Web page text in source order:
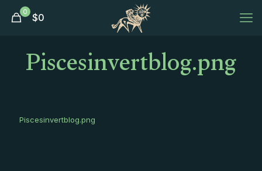
0 $0
Piscesinvertblog.png
Piscesinvertblog.png